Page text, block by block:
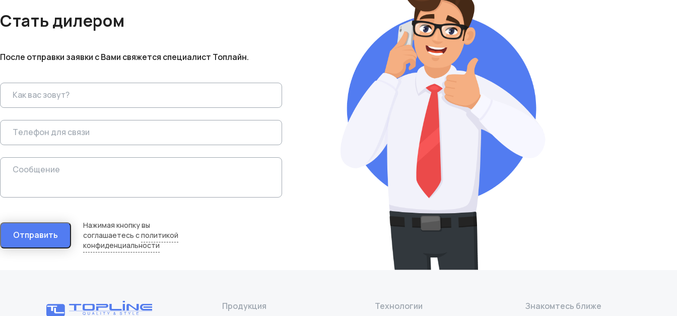
Стать дилером
После отправки заявки с Вами свяжется специалист Топлайн.
Отправить
Нажимая кнопку вы
соглашаетесь сполитикой
конфиденциальности
Продукция Технологии Знакомтесь ближе